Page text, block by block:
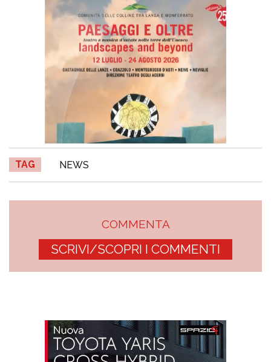
TAG NEWS
COMMENTA
SCRIVI/SCOPRI I COMMENTI